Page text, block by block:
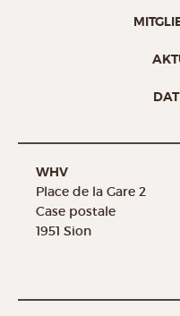
WHV
Place de la Gare 2
Case postale
1951 Sion